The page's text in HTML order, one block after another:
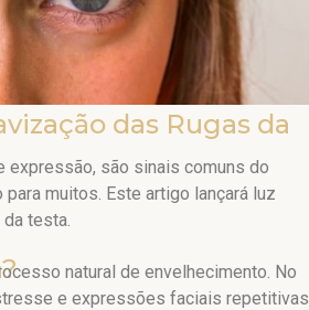
das Rugas da
expressão, são sinais comuns do
muitos. Este artigo lançará luz
testa.
natural de envelhecimento. No
e expressões faciais repetitivas